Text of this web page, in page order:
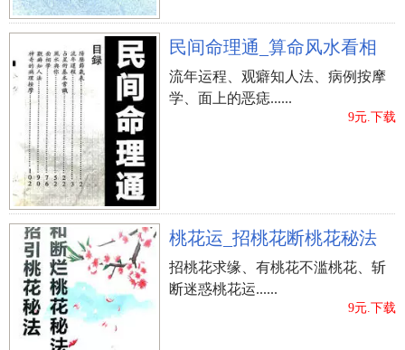
民间命理通_算命风水看相
流年运程、观癖知人法、病例按摩
学、面上的恶痣......
9元.下载
桃花运_招桃花断桃花秘法
招桃花求缘、有桃花不滥桃花、斩
断迷惑桃花运......
9元.下载